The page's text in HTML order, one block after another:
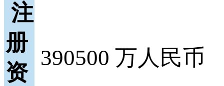
注
册
资
390500 万人民币